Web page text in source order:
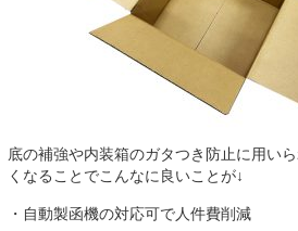
底の補強や内装箱のガタつき防止に用い
くなることでこんなに良いことが↓
・自動製函機の対応可で人件費削減